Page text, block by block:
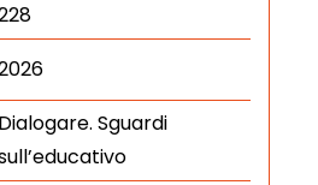
Dialogare. Sguardi